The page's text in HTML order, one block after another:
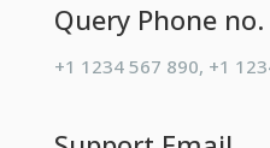
Query Phone no.
+1 1234 567 890, +1